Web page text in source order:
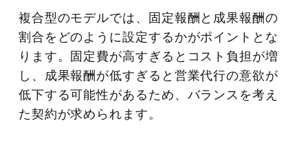
複合型のモデルでは、固定報酬と成果報酬の
割合をどのように設定するかがポイントとな
ります。固定費が高すぎるとコスト負担が増
し、成果報酬が低すぎると営業代行の意欲が
低下する可能性があるため、バランスを考え
た契約が求められます。